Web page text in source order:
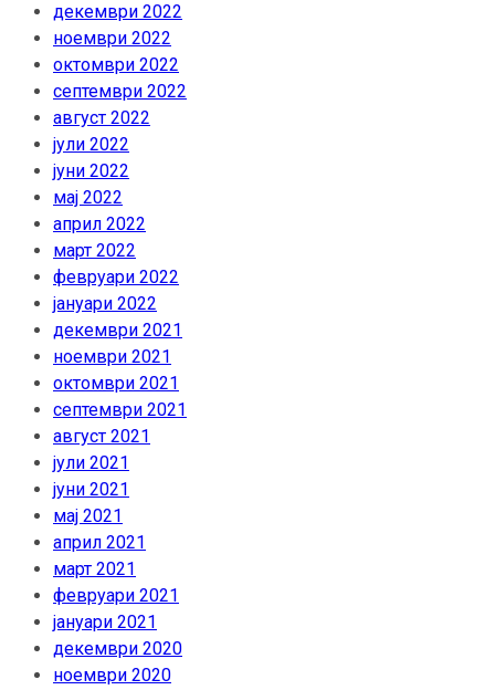
декември 2022
ноември 2022
октомври 2022
септември 2022
август 2022
јули 2022
јуни 2022
мај 2022
април 2022
март 2022
февруари 2022
јануари 2022
декември 2021
ноември 2021
октомври 2021
септември 2021
август 2021
јули 2021
јуни 2021
мај 2021
април 2021
март 2021
февруари 2021
јануари 2021
декември 2020
ноември 2020